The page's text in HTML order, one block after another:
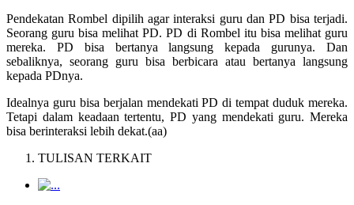
Pendekatan Rombel dipilih agar interaksi guru dan PD bisa terjadi.
Seorang guru bisa melihat PD. PD di Rombel itu bisa melihat guru
mereka. PD bisa bertanya langsung kepada gurunya. Dan
sebaliknya, seorang guru bisa berbicara atau bertanya langsung
kepada PDnya.
Idealnya guru bisa berjalan mendekati PD di tempat duduk mereka.
Tetapi dalam keadaan tertentu, PD yang mendekati guru. Mereka
bisa berinteraksi lebih dekat.(aa)
TULISAN TERKAIT